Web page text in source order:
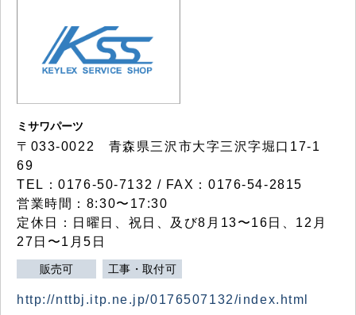
ミサワパーツ
〒033-0022 青森県三沢市大字三沢字堀口17-1
69
TEL：0176-50-7132 / FAX：0176-54-2815
営業時間：8:30〜17:30
定休日：日曜日、祝日、及び8月13〜16日、12月
27日〜1月5日
販売可 工事・取付可
http://nttbj.itp.ne.jp/0176507132/index.html